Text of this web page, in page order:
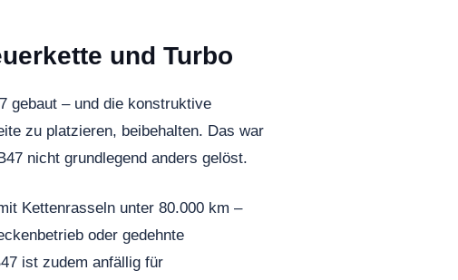
und Turbo
gebaut – und die konstruktive
zu platzieren, beibehalten. Das war
nicht grundlegend anders gelöst.
Kettenrasseln unter 80.000 km –
oder gedehnte
ist zudem anfällig für